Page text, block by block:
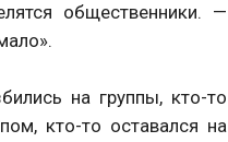
общественники. —
на группы, кто-то
кто-то оставался на